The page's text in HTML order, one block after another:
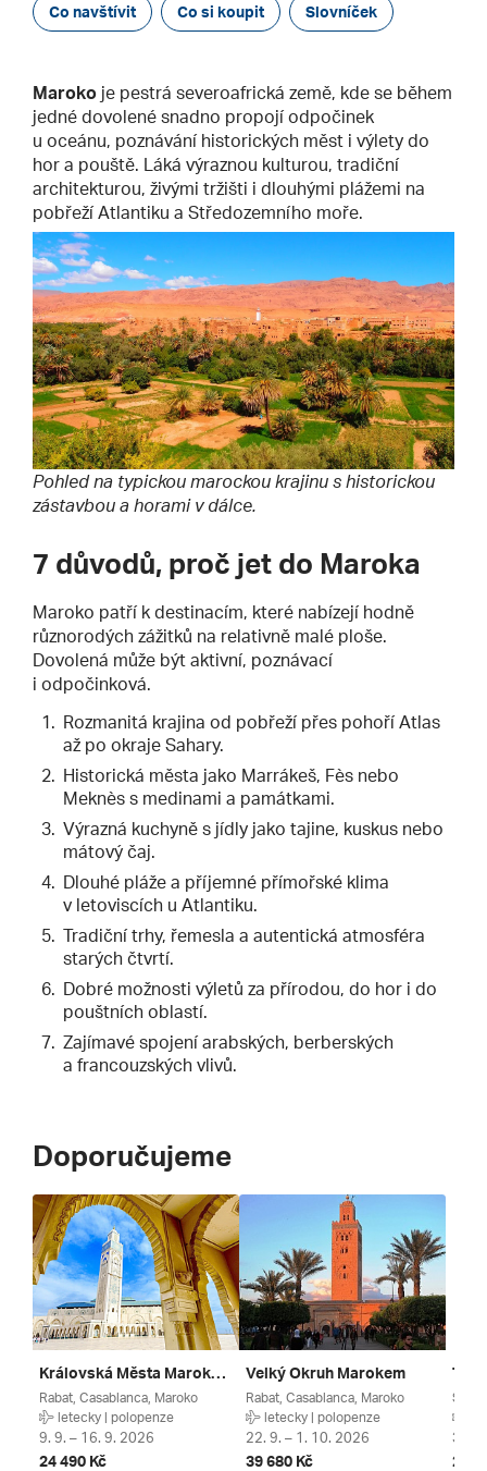
Co navštívit Co si koupit Slovníček
Maroko je pestrá severoafrická země, kde se během
jedné dovolené snadno propojí odpočinek
u oceánu, poznávání historických měst i výlety do
hor a pouště. Láká výraznou kulturou, tradiční
architekturou, živými tržišti i dlouhými plážemi na
pobřeží Atlantiku a Středozemního moře.
Pohled na typickou marockou krajinu s historickou
zástavbou a horami v dálce.
7 důvodů, proč jet do Maroka
Maroko patří k destinacím, které nabízejí hodně
různorodých zážitků na relativně malé ploše.
Dovolená může být aktivní, poznávací
i odpočinková.
Rozmanitá krajina od pobřeží přes pohoří Atlas
až po okraje Sahary.
Historická města jako Marrákeš, Fès nebo
Meknès s medinami a památkami.
Výrazná kuchyně s jídly jako tajine, kuskus nebo
mátový čaj.
Dlouhé pláže a příjemné přímořské klima
v letoviscích u Atlantiku.
Tradiční trhy, řemesla a autentická atmosféra
starých čtvrtí.
Dobré možnosti výletů za přírodou, do hor i do
pouštních oblastí.
Zajímavé spojení arabských, berberských
a francouzských vlivů.
Doporučujeme
Královská Města Maroka ***
Rabat, Casablanca, Maroko
letecky | polopenze
9. 9. – 16. 9. 2026
24 490 Kč
Velký Okruh Marokem
Rabat, Casablanca, Maroko
letecky | polopenze
22. 9. – 1. 10. 2026
39 680 Kč
30.
26